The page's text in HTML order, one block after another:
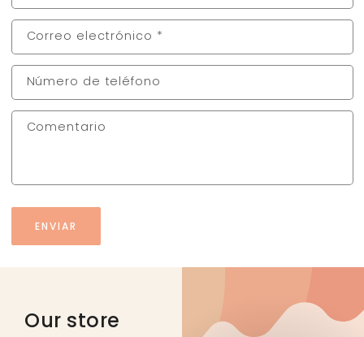
Correo electrónico *
Número de teléfono
Comentario
ENVIAR
Our store